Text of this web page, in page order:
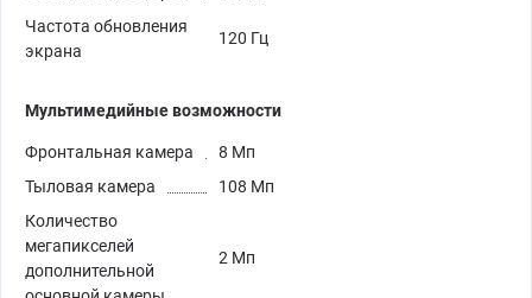
Частота обновления
экрана
120 Гц
Мультимедийные возможности
Фронтальная камера
8 Мп
Тыловая камера
108 Мп
Количество
мегапикселей
дополнительной
2 Мп